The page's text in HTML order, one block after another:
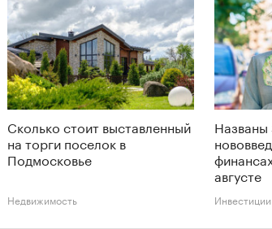
Сколько стоит выставленный
на торги поселок в
Подмосковье
Недвижимость
Названы
августе
Инвестиции